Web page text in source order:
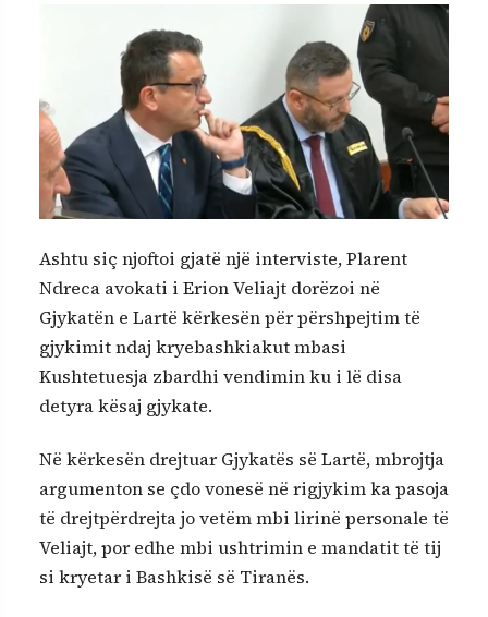
Ashtu siç njoftoi gjatë një interviste, Plarent
Ndreca avokati i Erion Veliajt dorëzoi në
Gjykatën e Lartë kërkesën për përshpejtim të
gjykimit ndaj kryebashkiakut mbasi
Kushtetuesja zbardhi vendimin ku i lë disa
detyra kësaj gjykate.
Në kërkesën drejtuar Gjykatës së Lartë, mbrojtja
argumenton se çdo vonesë në rigjykim ka pasoja
të drejtpërdrejta jo vetëm mbi lirinë personale të
Veliajt, por edhe mbi ushtrimin e mandatit të tij
si kryetar i Bashkisë së Tiranës.